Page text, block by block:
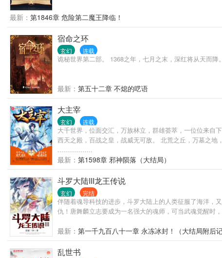
神明和大人物的痕迹。 白祈：“不管你们是谁，我都要打
最新： 第1846章 危险第二魔王降临！
宿命之环
玄幻 连载
诡秘世界第二部。 1368之年，七月之末，深红将从天而降。
最新： 第五十二章 不熄的呓语
大主宰
玄幻 连载
大千世界，位面交汇，万族林立，群雄荟萃，一位位来自
西天之殿，百战之皇，战威无可敌。 北荒之丘，万墓之
..................
最新： 第1598章 邪神陨落（大结局）
斗罗大陆III龙王传说
玄幻 完结
伴随着魂导科技的进步，斗罗大陆上的人类征服了海洋，
仇！唐舞麟立志要成为一名强大的魂师，可当武魂觉醒时
最新： 第一千九百八十一章 永冻冰封！（大结局附后
乱世书